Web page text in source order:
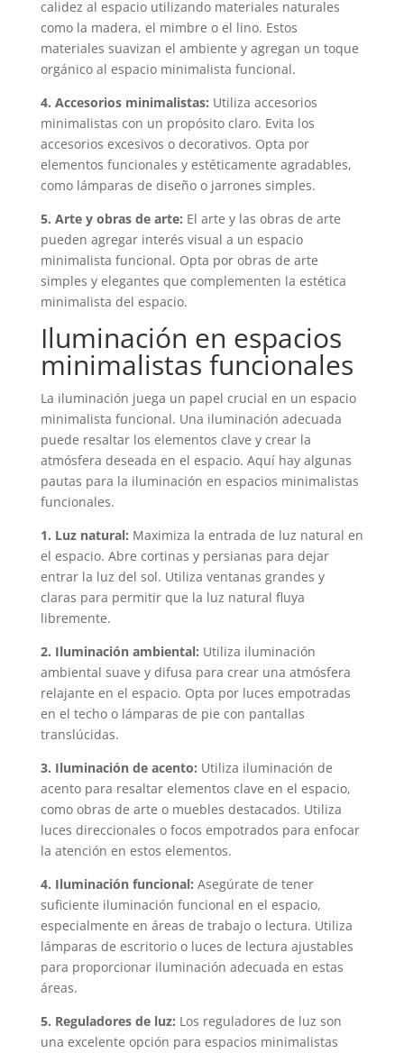
calidez al espacio utilizando materiales naturales
como la madera, el mimbre o el lino. Estos
materiales suavizan el ambiente y agregan un toque
orgánico al espacio minimalista funcional.
4. Accesorios minimalistas: Utiliza accesorios
minimalistas con un propósito claro. Evita los
accesorios excesivos o decorativos. Opta por
elementos funcionales y estéticamente agradables,
como lámparas de diseño o jarrones simples.
5. Arte y obras de arte: El arte y las obras de arte
pueden agregar interés visual a un espacio
minimalista funcional. Opta por obras de arte
simples y elegantes que complementen la estética
minimalista del espacio.
Iluminación en espacios
minimalistas funcionales
La iluminación juega un papel crucial en un espacio
minimalista funcional. Una iluminación adecuada
puede resaltar los elementos clave y crear la
atmósfera deseada en el espacio. Aquí hay algunas
pautas para la iluminación en espacios minimalistas
funcionales.
1. Luz natural: Maximiza la entrada de luz natural en
el espacio. Abre cortinas y persianas para dejar
entrar la luz del sol. Utiliza ventanas grandes y
claras para permitir que la luz natural fluya
libremente.
2. Iluminación ambiental: Utiliza iluminación
ambiental suave y difusa para crear una atmósfera
relajante en el espacio. Opta por luces empotradas
en el techo o lámparas de pie con pantallas
translúcidas.
3. Iluminación de acento: Utiliza iluminación de
acento para resaltar elementos clave en el espacio,
como obras de arte o muebles destacados. Utiliza
luces direccionales o focos empotrados para enfocar
la atención en estos elementos.
4. Iluminación funcional: Asegúrate de tener
suficiente iluminación funcional en el espacio,
especialmente en áreas de trabajo o lectura. Utiliza
lámparas de escritorio o luces de lectura ajustables
para proporcionar iluminación adecuada en estas
áreas.
5. Reguladores de luz: Los reguladores de luz son
una excelente opción para espacios minimalistas